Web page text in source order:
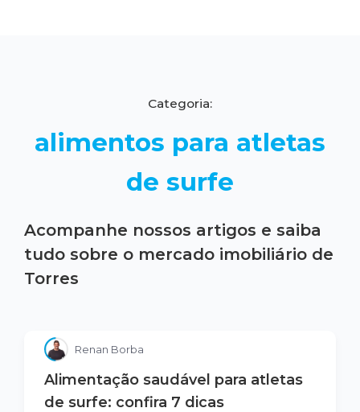
Categoria:
alimentos para atletas
de surfe
Acompanhe nossos artigos e saiba
tudo sobre o mercado imobiliário de
Torres
Renan Borba
Alimentação saudável para atletas
de surfe: confira 7 dicas